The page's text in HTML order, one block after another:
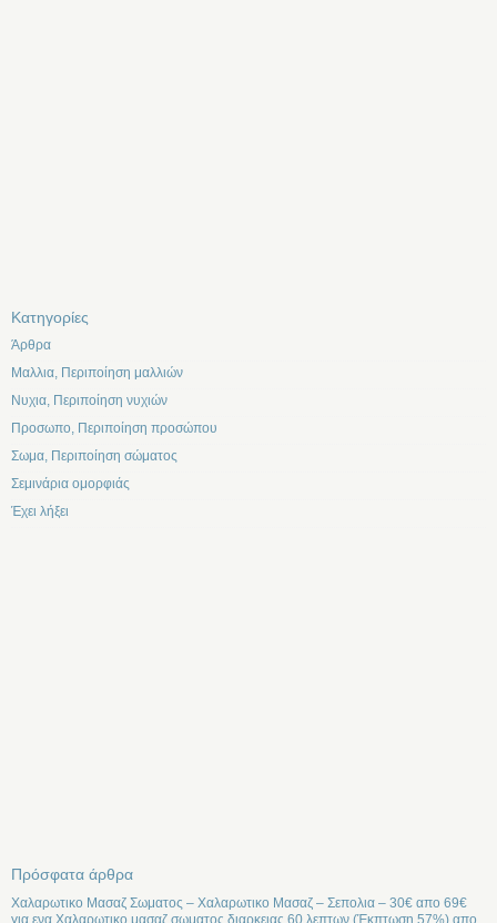
Kατηγορίες
Άρθρα
Μαλλια, Περιποίηση μαλλιών
Νυχια, Περιποίηση νυχιών
Προσωπο, Περιποίηση προσώπου
Σωμα, Περιποίηση σώματος
Σεμινάρια ομορφιάς
Έχει λήξει
Πρόσφατα άρθρα
Χαλαρωτικο Μασαζ Σωματος – Χαλαρωτικο Μασαζ – Σεπολια – 30€ απο 69€